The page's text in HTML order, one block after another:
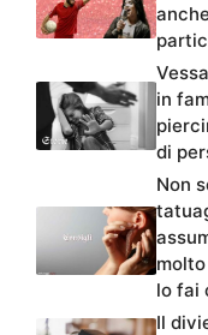
in
di
Non
lo fai
Il